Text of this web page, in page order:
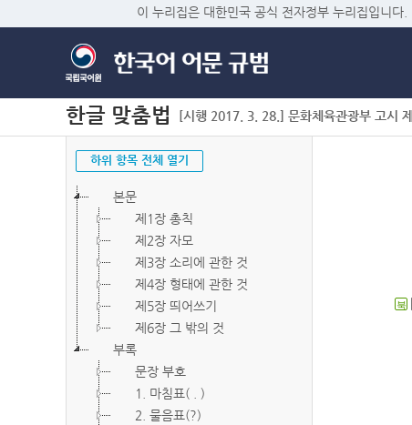
이 누리집은 대한민국 공식 전자정부 누리집입니다.
한글 맞춤법 [시행 2017. 3. 28.] 문화체육관광부 고시
하위 항목 전체 열기
본문
제1장 총칙
제2장 자모
제3장 소리에 관한 것
제4장 형태에 관한 것
제5장 띄어쓰기
제6장 그 밖의 것
부록
문장 부호
1. 마침표( . )
2. 물음표(?)
북